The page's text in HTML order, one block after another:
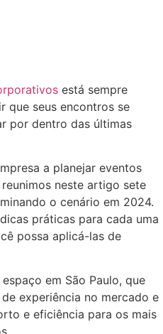
está sempre
que seus encontros se
por dentro das últimas
a planejar eventos
neste artigo sete
o cenário em 2024.
práticas para cada uma
possa aplicá-las de
espaço em São Paulo, que
experiência no mercado e
e eficiência para os mais